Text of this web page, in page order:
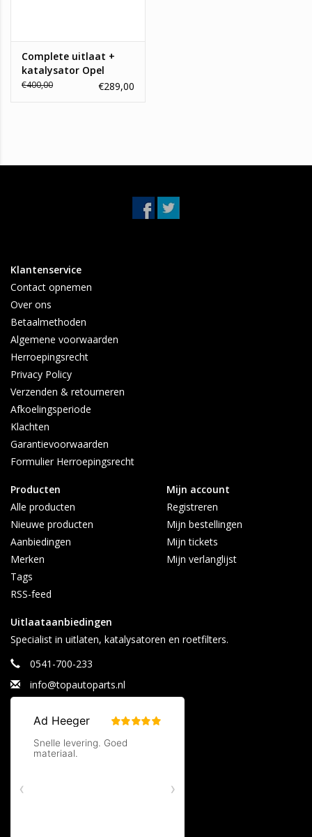
Complete uitlaat +
katalysator Opel
Zafira
€400,00 €289,00
Klantenservice
Contact opnemen
Over ons
Betaalmethoden
Algemene voorwaarden
Herroepingsrecht
Privacy Policy
Verzenden & retourneren
Afkoelingsperiode
Klachten
Garantievoorwaarden
Formulier Herroepingsrecht
Producten
Alle producten
Nieuwe producten
Aanbiedingen
Merken
Tags
RSS-feed
Mijn account
Registreren
Mijn bestellingen
Mijn tickets
Mijn verlanglijst
Uitlaataanbiedingen
Specialist in uitlaten, katalysatoren en roetfilters.
0541-700-233
info@topautoparts.nl